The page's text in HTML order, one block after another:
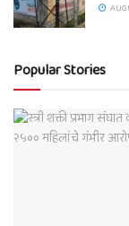
Popular Stories